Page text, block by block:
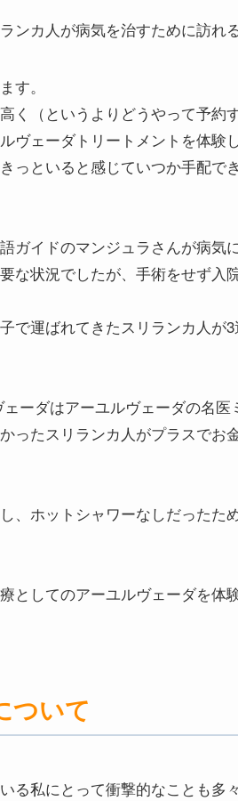
ンカ人が病気を治すために訪れ
す。
く（というよりどうやって予約
ヴェーダトリートメントを体験
っといると感じていつか手配で
ガイドのマンジュラさんが病気
な状況でしたが、手術をせず入
で運ばれてきたスリランカ人が
ーダはアーユルヴェーダの名
ったスリランカ人がプラスでお
、ホットシャワーなしだったた
としてのアーユルヴェーダを体
ついて
私にとって衝撃的なことも多